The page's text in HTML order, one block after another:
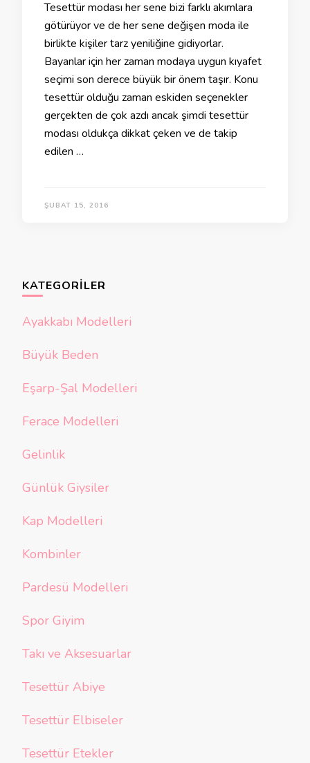
Tesettür modası her sene bizi farklı akımlara
götürüyor ve de her sene değişen moda ile
birlikte kişiler tarz yeniliğine gidiyorlar.
Bayanlar için her zaman modaya uygun kıyafet
seçimi son derece büyük bir önem taşır. Konu
tesettür olduğu zaman eskiden seçenekler
gerçekten de çok azdı ancak şimdi tesettür
modası oldukça dikkat çeken ve de takip
edilen …
ŞUBAT 15, 2016
KATEGORILER
Ayakkabı Modelleri
Büyük Beden
Eşarp-Şal Modelleri
Ferace Modelleri
Gelinlik
Günlük Giysiler
Kap Modelleri
Kombinler
Pardesü Modelleri
Spor Giyim
Takı ve Aksesuarlar
Tesettür Abiye
Tesettür Elbiseler
Tesettür Etekler